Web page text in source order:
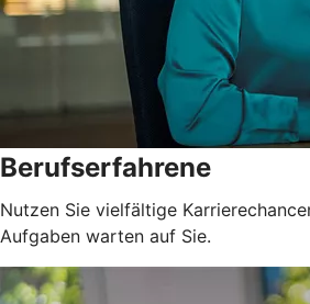
Berufserfahrene
Nutzen Sie vielfältige
Aufgaben warten auf Sie.